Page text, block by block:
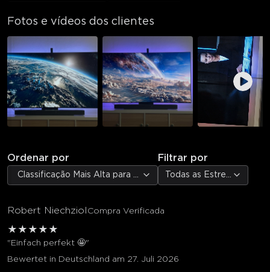
Fotos e vídeos dos clientes
Ordenar por
Classificação Mais Alta para Mais Baixa
Filtrar por
Todas as Estrelas
Robert Niechziol Compra Verificada
★ ★ ★ ★ ★
"Einfach perfekt 🤩"
Bewertet in Deutschland am 27. Juli 2026